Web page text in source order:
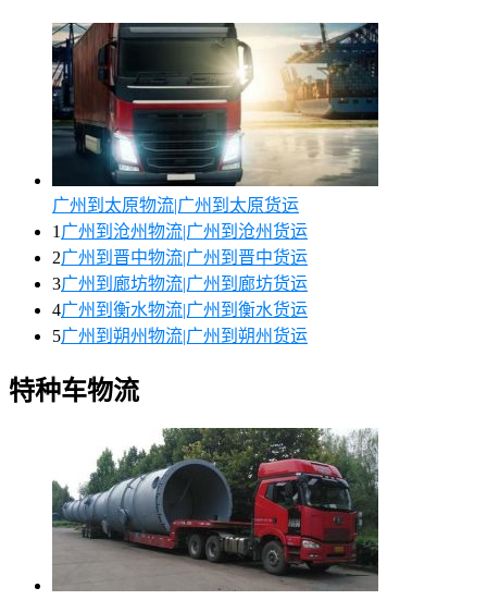
广州到太原物流|广州到太原货运
1 广州到沧州物流|广州到沧州货运
2广州到晋中物流|广州到晋中货运
3广州到廊坊物流|广州到廊坊货运
4广州到衡水物流|广州到衡水货运
5广州到朔州物流|广州到朔州货运
特种车物流